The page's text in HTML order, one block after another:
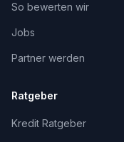
So bewerten wir
Jobs
Partner werden
Ratgeber
Kredit Ratgeber